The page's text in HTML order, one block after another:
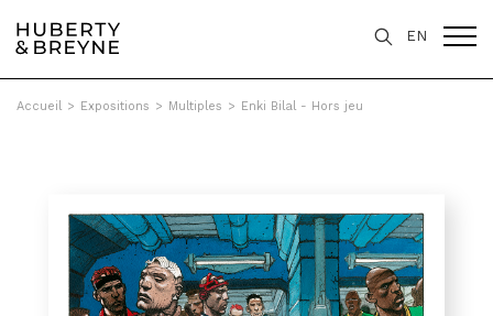
EN
Accueil > Expositions > Multiples > Enki Bilal - Hors jeu